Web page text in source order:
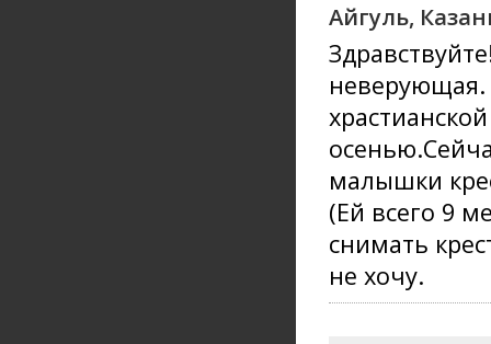
Айгуль,
неверующая.
малышки
(Ей всего 9
снимать
не хочу.